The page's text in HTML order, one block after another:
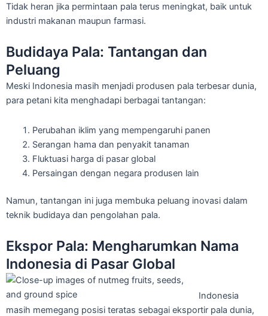
Tidak heran jika permintaan pala terus meningkat, baik untuk
industri makanan maupun farmasi.
Budidaya Pala: Tantangan dan
Peluang
Meski Indonesia masih menjadi produsen pala terbesar dunia,
para petani kita menghadapi berbagai tantangan:
Perubahan iklim yang mempengaruhi panen
Serangan hama dan penyakit tanaman
Fluktuasi harga di pasar global
Persaingan dengan negara produsen lain
Namun, tantangan ini juga membuka peluang inovasi dalam
teknik budidaya dan pengolahan pala.
Ekspor Pala: Mengharumkan Nama
Indonesia di Pasar Global
Indonesia
masih memegang posisi teratas sebagai eksportir pala dunia,